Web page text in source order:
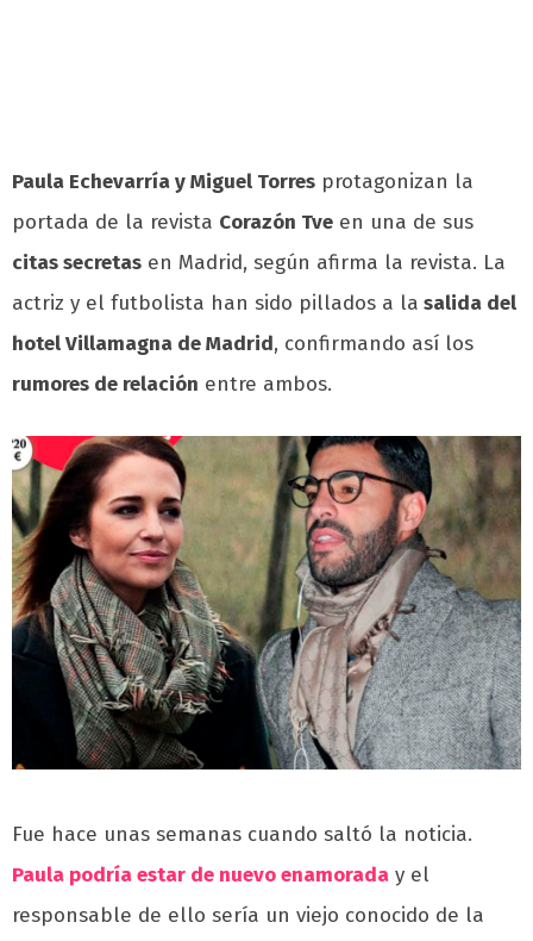
Paula Echevarría y Miguel Torres protagonizan la
portada de la revista Corazón Tve en una de sus
citas secretas en Madrid, según afirma la revista. La
actriz y el futbolista han sido pillados a la salida del
hotel Villamagna de Madrid, confirmando así los
rumores de relación entre ambos.
Fue hace unas semanas cuando saltó la noticia.
Paula podría estar de nuevo enamorada y el
responsable de ello sería un viejo conocido de la